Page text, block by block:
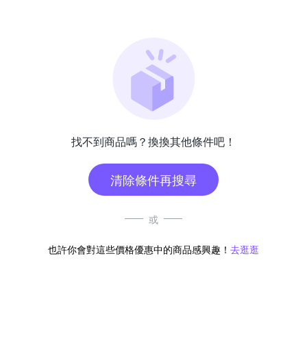
找不到商品嗎？換換其他條件吧！
清除條件再搜尋
或
也許你會對這些價格優惠中的商品感興趣！ 去逛逛